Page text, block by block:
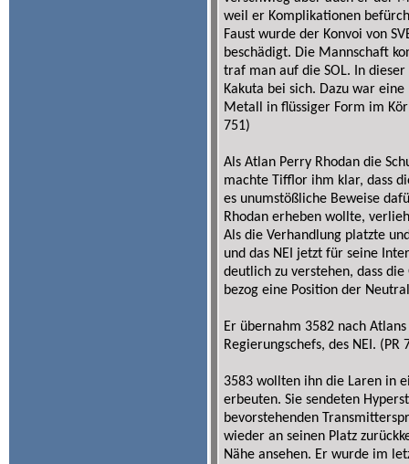
weil er Komplikationen
Faust wurde der Konvoi von
beschädigt. Die Mannschaft
traf man auf die SOL. In
Kakuta bei sich. Dazu war
Metall in flüssiger Form im
751)
Als Atlan Perry Rhodan die
machte Tifflor ihm klar, dass
es unumstößliche Beweise
Rhodan erheben wollte,
Als die Verhandlung platzte
und das NEI jetzt für seine
deutlich zu verstehen, dass
bezog eine Position der
Er übernahm 3582 nach
Regierungschefs, des NEI. (PR
3583 wollten ihn die Laren in
erbeuten. Sie sendeten
bevorstehenden
wieder an seinen Platz
Nähe ansehen. Er wurde im